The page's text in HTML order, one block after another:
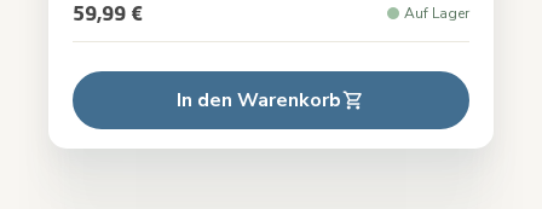
59,99 € Auf Lager
In den Warenkorb